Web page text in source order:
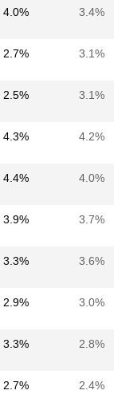
4.0% 3.4%
2.7% 3.1%
2.5% 3.1%
4.3% 4.2%
4.4% 4.0%
3.9% 3.7%
3.3% 3.6%
2.9% 3.0%
3.3% 2.8%
2.7% 2.4%